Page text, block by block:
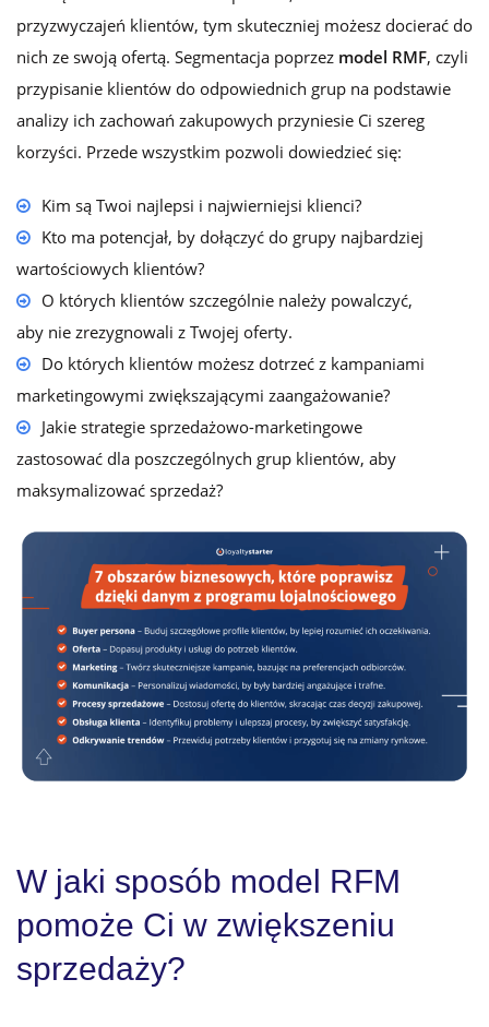
przyzwyczajeń klientów, tym skuteczniej możesz docierać do
nich ze swoją ofertą. Segmentacja poprzez model RMF, czyli
przypisanie klientów do odpowiednich grup na podstawie
analizy ich zachowań zakupowych przyniesie Ci szereg
korzyści. Przede wszystkim pozwoli dowiedzieć się:
Kim są Twoi najlepsi i najwierniejsi klienci?
Kto ma potencjał, by dołączyć do grupy najbardziej
wartościowych klientów?
O których klientów szczególnie należy powalczyć,
aby nie zrezygnowali z Twojej oferty.
Do których klientów możesz dotrzeć z kampaniami
marketingowymi zwiększającymi zaangażowanie?
Jakie strategie sprzedażowo-marketingowe
zastosować dla poszczególnych grup klientów, aby
maksymalizować sprzedaż?
W jaki sposób model RFM
pomoże Ci w zwiększeniu
sprzedaży?